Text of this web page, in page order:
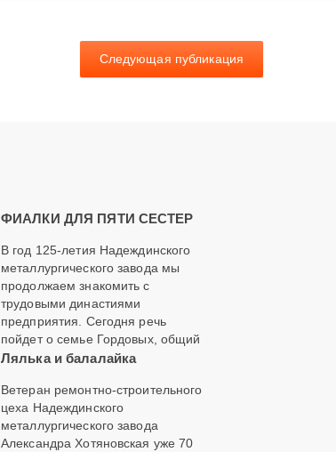
Следующая публикация
ФИАЛКИ ДЛЯ ПЯТИ СЕСТЕР
В год 125-летия Надеждинского
металлургического завода мы
продолжаем знакомить с
трудовыми династиями
предприятия. Сегодня речь
пойдет о семье Гордовых, общий
Лялька и балалайка
Ветеран ремонтно-строительного
цеха Надеждинского
металлургического завода
Александра Хотяновская уже 70